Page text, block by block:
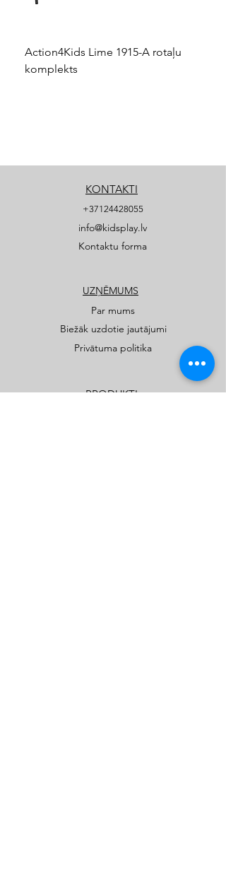
Action4Kids Lime 1915-A rotaļu
komplekts
KONTAKTI
+37124428055
info@kidsplay.lv
Kontaktu forma
UZŅĒMUMS
Par mums
Biežāk uzdotie jautājumi
Privātuma politika
PRODUKTI